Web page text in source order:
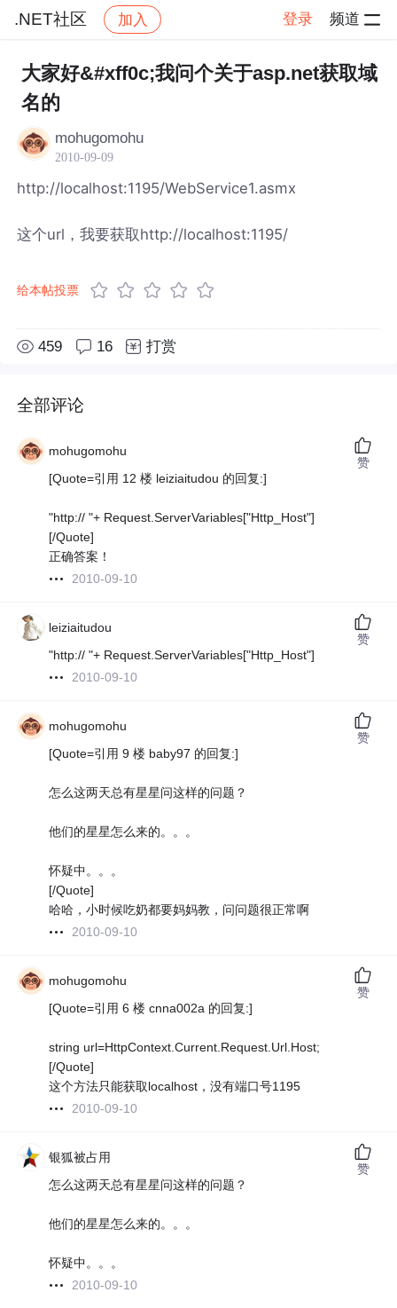
.NET社区 加入 登录 频道
社区 .NET社区 帖子详情
大家好&#xff0c;我问个关于asp.net获取域
名的
mohugomohu
2010-09-09
http://localhost:1195/WebService1.asmx
这个url，我要获取http://localhost:1195/
给本帖投票
459 16 打赏
全部评论
mohugomohu
[Quote=引用 12 楼 leiziaitudou 的回复:]
"http:// "+ Request.ServerVariables["Http_Host"]
[/Quote]
正确答案！
2010-09-10
赞
leiziaitudou
"http:// "+ Request.ServerVariables["Http_Host"]
2010-09-10
赞
mohugomohu
[Quote=引用 9 楼 baby97 的回复:]
怎么这两天总有星星问这样的问题？
他们的星星怎么来的。。。
怀疑中。。。
[/Quote]
哈哈，小时候吃奶都要妈妈教，问问题很正常啊
2010-09-10
赞
mohugomohu
[Quote=引用 6 楼 cnna002a 的回复:]
string url=HttpContext.Current.Request.Url.Host;
[/Quote]
这个方法只能获取localhost，没有端口号1195
2010-09-10
赞
银狐被占用
怎么这两天总有星星问这样的问题？
他们的星星怎么来的。。。
怀疑中。。。
2010-09-10
赞